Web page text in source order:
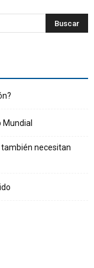
necesitan